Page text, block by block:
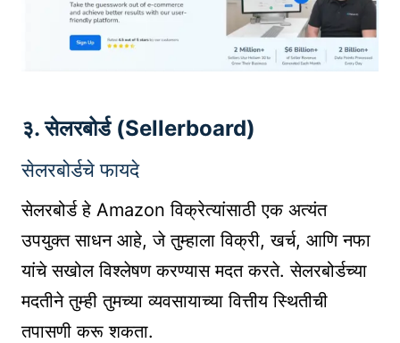
३. सेलरबोर्ड (Sellerboard)
सेलरबोर्डचे फायदे
सेलरबोर्ड हे Amazon विक्रेत्यांसाठी एक अत्यंत
उपयुक्त साधन आहे, जे तुम्हाला विक्री, खर्च, आणि नफा
यांचे सखोल विश्लेषण करण्यास मदत करते. सेलरबोर्डच्या
मदतीने तुम्ही तुमच्या व्यवसायाच्या वित्तीय स्थितीची
तपासणी करू शकता.